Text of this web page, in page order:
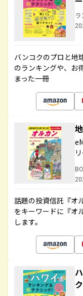
バンコクのプロと地
のランキングや、お
まった一冊
話題の投資信託『オ
をキーワードに『オ
します。